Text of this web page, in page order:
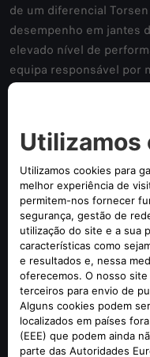
de um diferencial
desempenho em jantes
elevado nível de
equipa responsável por
Stelvio Quadrifoglio,
O novo Junior Veloce
Caramulo, como estará
espaço da Alfa Romeo
Tributo Italiano, a
qual presta
desportiva.
O novo Giulia
cavalos - versão
comemora a primeira